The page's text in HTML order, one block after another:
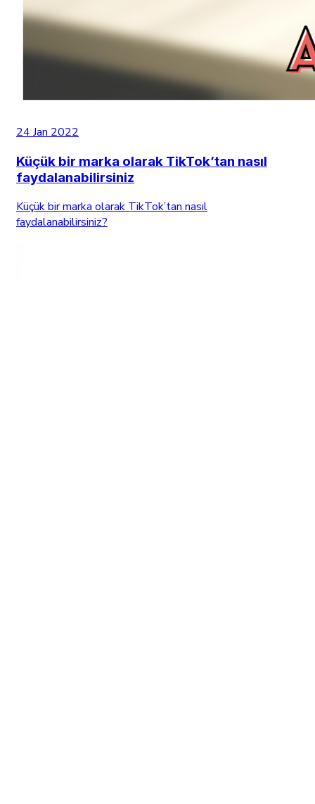
24 Jan 2022
Küçük bir marka olarak TikTok’tan nasıl
faydalanabilirsiniz
Küçük bir marka olarak TikTok’tan nasıl
faydalanabilirsiniz?